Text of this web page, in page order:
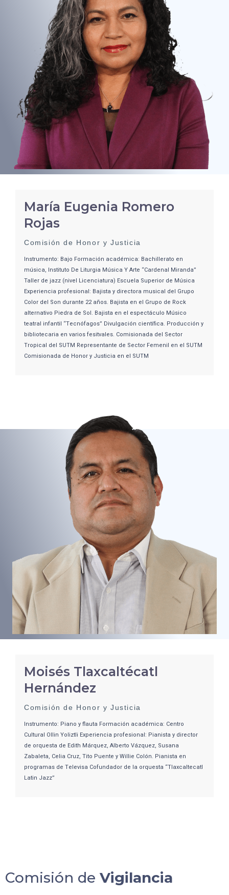
María Eugenia Romero
Rojas
Comisión de Honor y Justicia
Instrumento: Bajo Formación académica: Bachillerato en
música, Instituto De Liturgia Música Y Arte “Cardenal Miranda”
Taller de jazz (nivel Licenciatura) Escuela Superior de Música
Experiencia profesional: Bajista y directora musical del Grupo
Color del Son durante 22 años. Bajista en el Grupo de Rock
alternativo Piedra de Sol. Bajista en el espectáculo Músico
teatral infantil “Tecnófagos” Divulgación científica. Producción y
bibliotecaria en varios fesitvales. Comisionada del Sector
Tropical del SUTM Representante de Sector Femenil en el SUTM
Comisionada de Honor y Justicia en el SUTM
Moisés Tlaxcaltécatl
Hernández
Comisión de Honor y Justicia
Instrumento: Piano y flauta Formación académica: Centro
Cultural Ollin Yoliztli Experiencia profesional: Pianista y director
de orquesta de Edith Márquez, Alberto Vázquez, Susana
Zabaleta, Celia Cruz, Tito Puente y Willie Colón. Pianista en
programas de Televisa Cofundador de la orquesta “Tlaxcaltecatl
Latin Jazz”
Comisión de Vigilancia